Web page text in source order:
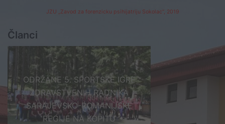
JZU „Zavod za forenzicku psihijatriju Sokolac“, 2019
Članci
ODRŽANE 5. SPORTSKE IGRE
ZDRAVSTVENIH RADNIKA
SARAJEVSKO-ROMANIJSKE
REGIJE NA KOPITU